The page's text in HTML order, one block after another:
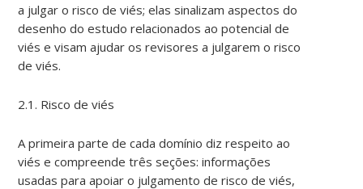
a julgar o risco de viés; elas sinalizam aspectos do
desenho do estudo relacionados ao potencial de
viés e visam ajudar os revisores a julgarem o risco
de viés.
2.1. Risco de viés
A primeira parte de cada domínio diz respeito ao
viés e compreende três seções: informações
usadas para apoiar o julgamento de risco de viés,